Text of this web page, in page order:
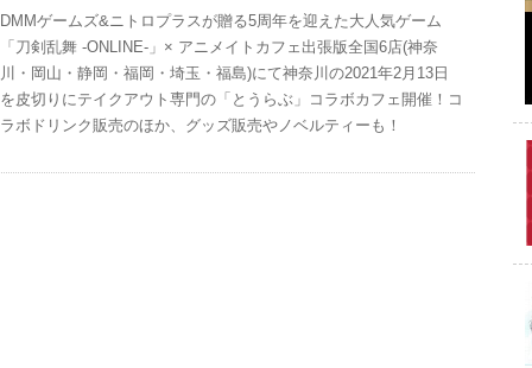
DMMゲームズ&ニトロプラスが贈る5周年を迎えた大人気ゲーム
「刀剣乱舞 -ONLINE-」× アニメイトカフェ出張版全国6店(神奈
川・岡山・静岡・福岡・埼玉・福島)にて神奈川の2021年2月13日
を皮切りにテイクアウト専門の「とうらぶ」コラボカフェ開催！コ
ラボドリンク販売のほか、グッズ販売やノベルティーも！